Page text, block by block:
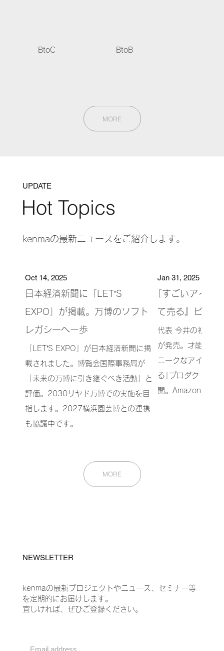
BtoC BtoB
MORE
Oct 14, 2025
日本経済新聞に「LET’S
EXPO」が掲載。万博のソフト
レガシーへ一歩
「LET’S EXPO」が日本経済新聞に掲
載されました。博覧会国際事務局が
「未来の万博に引き継ぐべき活動」と
評価。2030リヤド万博での実施を目
指します。2027横浜園芸博との連携
も協議中です。
Jan 31, 2025
｢すごいアイ
て売る』ビジネ
代表 今井の初著『
が発売。才能・感
ニークなアイデア
る｣プロダクトへ
開。Amazon、書
MORE
kenmaの最新ニュースをご紹介します。
Hot Topics
UPDATE
NEWSLETTER
kenmaの最新プロジェクトやニュース、セミナー等
を定期的にお届けします。
​宜しければ、ぜひご登録ください。